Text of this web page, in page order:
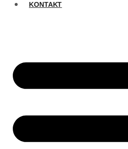
KONTAKT